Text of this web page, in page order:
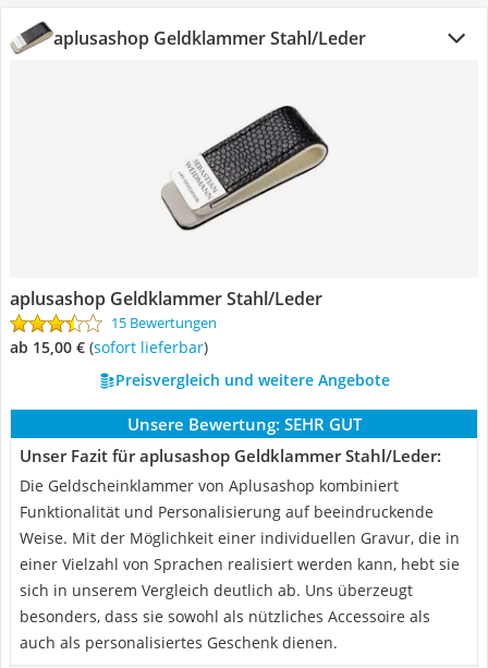
aplusashop Geldklammer Stahl/Leder
aplusashop Geldklammer Stahl/Leder
15 Bewertungen
ab 15,00 € ( Sofort lieferbar)
Preisvergleich und weitere Angebote
Unsere Bewertung: SEHR GUT
Unser Fazit für aplusashop Geldklammer Stahl/Leder:
Die Geldscheinklammer von Aplusashop kombiniert
Funktionalität und Personalisierung auf beeindruckende
Weise. Mit der Möglichkeit einer individuellen Gravur, die in
einer Vielzahl von Sprachen realisiert werden kann, hebt sie
sich in unserem Vergleich deutlich ab. Uns überzeugt
besonders, dass sie sowohl als nützliches Accessoire als
auch als personalisiertes Geschenk dienen.